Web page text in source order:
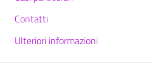
Contatti
Ulteriori informazioni